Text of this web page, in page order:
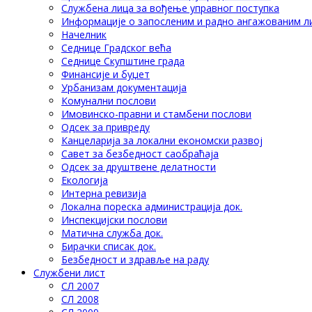
Службена лица за вођење управног поступка
Информације о запосленим и радно ангажованим
Начелник
Седнице Градског већа
Седнице Скупштине града
Финансије и буџет
Урбанизам документација
Комунални послови
Имовинско-правни и стамбени послови
Одсек за привреду
Канцеларија за локални економски развој
Савет за безбедност саобраћаја
Одсек за друштвене делатности
Eкологија
Интерна ревизија
Локална пореска администрација док.
Инспекцијски послови
Матична служба док.
Бирачки списак док.
Безбедност и здравље на раду
Службени лист
СЛ 2007
СЛ 2008